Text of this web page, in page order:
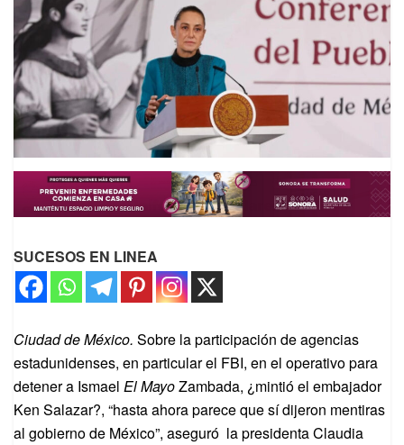
SUCESOS EN LINEA
Ciudad de México. Sobre la participación de agencias
estadunidenses, en particular el FBI, en el operativo para
detener a Ismael El MayoZambada, ¿mintió el embajador
Ken Salazar?, “hasta ahora parece que sí dijeron mentiras
al gobierno de México”, aseguró la presidenta Claudia